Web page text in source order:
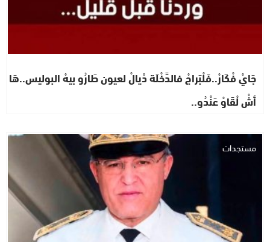
جَايْ فْكَارْ..فَلْبَراجْ فالدَّخْلَة دْيالْ لعيون طَارُو بيهْ البوليس..هَا
أشْ لْقَاوْ عَنْدُو..
مستجدات